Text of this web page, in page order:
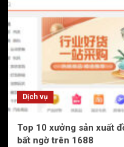
Dịch vụ
Top 10 xưởng sản xuất
bất ngờ trên 1688